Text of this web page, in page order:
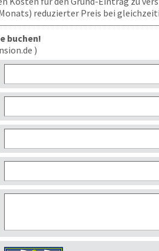
reduzierter Preis bei
buchen!
)